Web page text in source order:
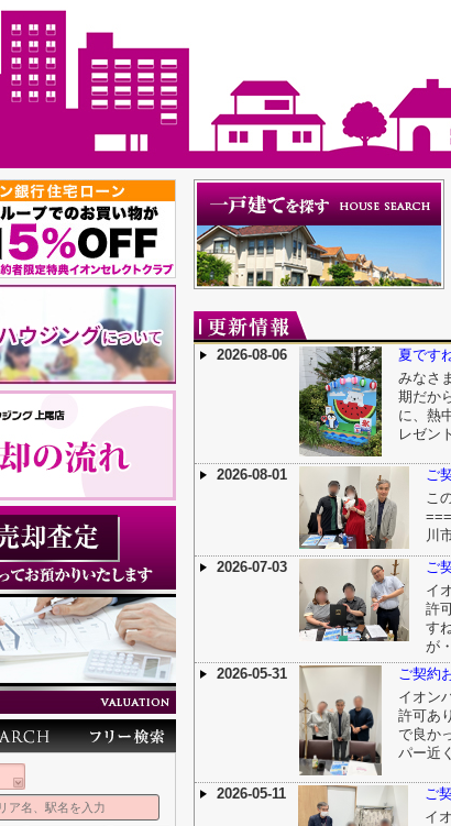
2026-08-06
夏です
みなさ
期だか
に、熱
レゼン
2026-08-01
ご
こ
川
2026-07-03
ご
イ
許
す
が
2026-05-31
ご契約
イオン
許可あ
で良か
パー近
2026-05-11
ご
イ